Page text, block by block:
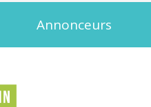
Annonceurs